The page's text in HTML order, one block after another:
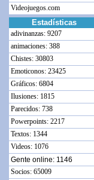
Videojuegos.com
Estadísticas
adivinanzas: 9207
animaciones: 388
Chistes: 30803
Emoticonos: 23425
Gráficos: 6804
Ilusiones: 1815
Parecidos: 738
Powerpoints: 2217
Textos: 1344
Videos: 1076
Gente online: 1146
Socios: 65009